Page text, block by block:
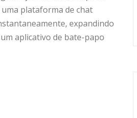
plataforma de chat
expandindo
aplicativo de bate-papo